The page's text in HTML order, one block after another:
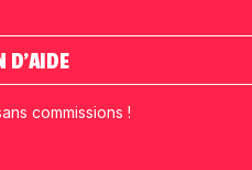
D'AIDE
commissions !